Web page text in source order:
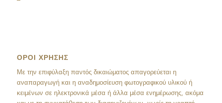
ΟΡΟΙ ΧΡΗΣΗΣ
Mε την επιφύλαξη παντός δικαιώματος απαγορεύεται η
αναπαραγωγή και η αναδημοσίευση φωτογραφικού υλικού ή
κειμένων σε ηλεκτρονικά μέσα ή άλλα μέσα ενημέρωσης, ακόμα